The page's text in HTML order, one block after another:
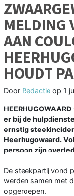
MELDING
AAN
HOUDT
Door Redactie op 1
er bij de
ernstig
Heerhugowaard.
persoon zijn
De steekpartij vond
werden samen met
opgeroepen.